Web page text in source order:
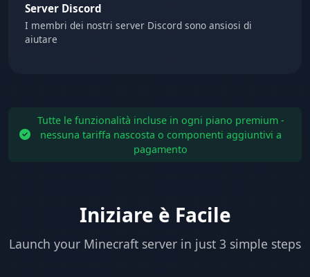
Server Discord
I membri dei nostri server Discord sono ansiosi di
aiutare
Tutte le funzionalità incluse in ogni piano premium -
nessuna tariffa nascosta o componenti aggiuntivi a
pagamento
Iniziare è Facile
Launch your Minecraft server in just 3 simple steps